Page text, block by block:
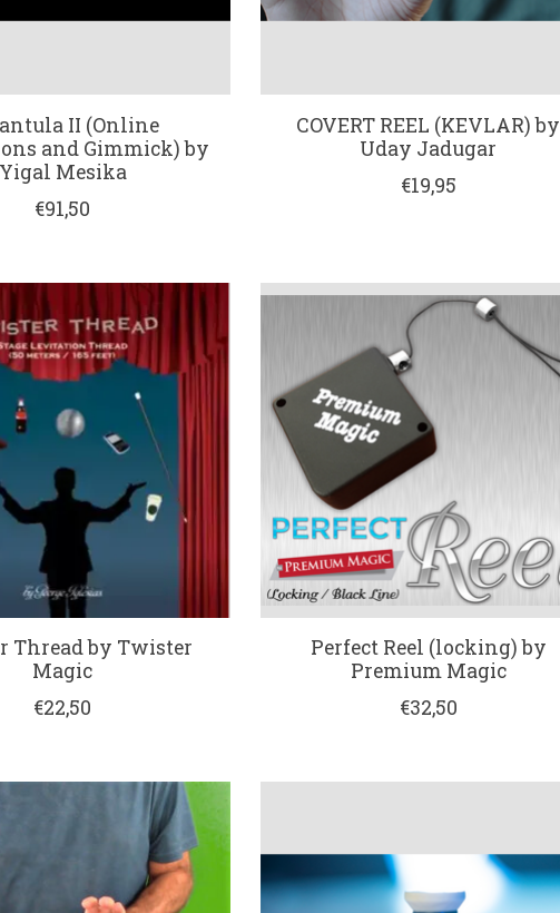
II (Online
and Gimmick) by
Mesika
€91,50
COVERT REEL (KEVLAR) by
Uday Jadugar
€19,95
Thread by Twister
Magic
€22,50
Perfect Reel (locking) by
Premium Magic
€32,50